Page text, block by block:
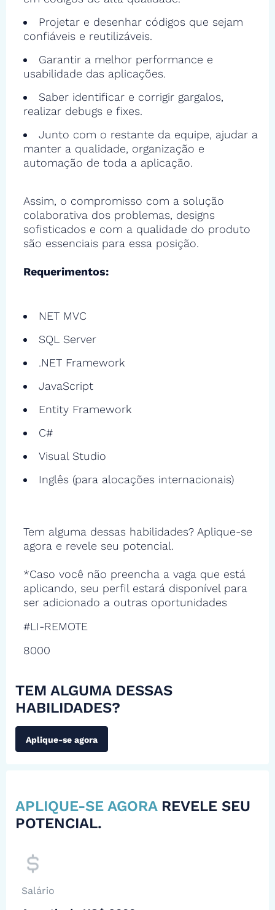
Projetar e desenhar códigos que sejam
confiáveis e reutilizáveis.
Garantir a melhor performance e
usabilidade das aplicações.
Saber identificar e corrigir gargalos,
realizar debugs e fixes.
Junto com o restante da equipe, ajudar a
manter a qualidade, organização e
automação de toda a aplicação.
Assim, o compromisso com a solução
colaborativa dos problemas, designs
sofisticados e com a qualidade do produto
são essenciais para essa posição.
Requerimentos:
NET MVC
SQL Server
.NET Framework
JavaScript
Entity Framework
C#
Visual Studio
Inglês (para alocações internacionais)
Tem alguma dessas habilidades? Aplique-se
agora e revele seu potencial.
*Caso você não preencha a vaga que está
aplicando, seu perfil estará disponível para
ser adicionado a outras oportunidades
#LI-REMOTE
8000
TEM ALGUMA DESSAS
HABILIDADES?
Aplique-se agora
APLIQUE-SE AGORA REVELE SEU
POTENCIAL.
Salário